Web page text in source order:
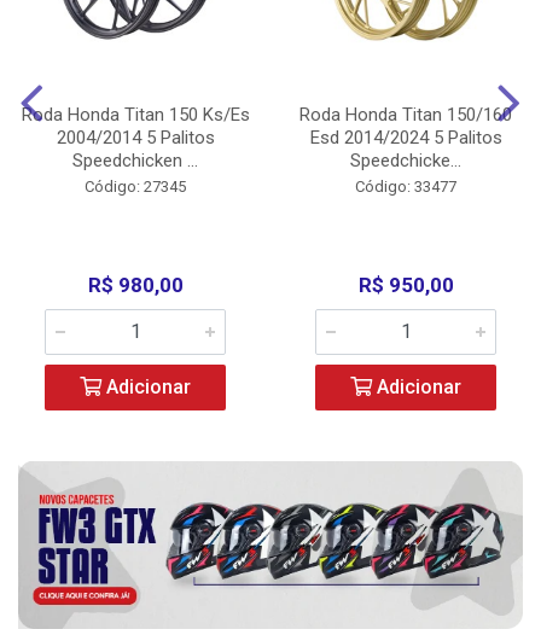
Roda Honda Titan 150 Ks/Es
2004/2014 5 Palitos
Speedchicken ...
Código: 27345
R$ 980,00
Adicionar
Roda Honda Titan 150/160
Esd 2014/2024 5 Palitos
Speedchicke...
Código: 33477
R$ 950,00
Adicionar